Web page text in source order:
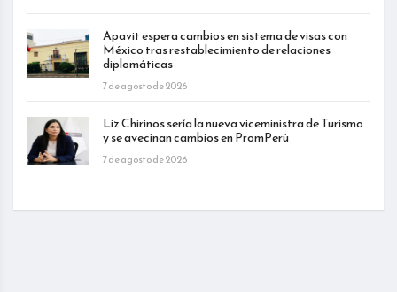
Apavit espera cambios en sistema de visas con
México tras restablecimiento de relaciones
diplomáticas
7 de agosto de 2026
Liz Chirinos sería la nueva viceministra de Turismo
y se avecinan cambios en PromPerú
7 de agosto de 2026